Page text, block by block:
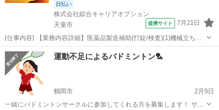
日払い
株式会社綜合キャリアオプション
天童市
提携サイト 7月21日
[仕事内容] 【業務内容詳細】医薬品製造補助(打錠/検査)(1)機械立ち上
げ後の工程検査や記録入力など※機械立ち上げ作業は社員が行いま
す。 (2)作業室や製造機器の清掃作業補助(3)原料や製品の搬入・搬出等
の運搬作業や原料の...
山形 天童市 仕分け
運動不足によるバドミントン🏸
鶴岡市
2月9日
一緒にバドミントンサークルに参加してくれる方を募集します！ サー